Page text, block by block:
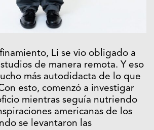
Li se vio obligado a
de manera remota. Y eso
más autodidacta de lo que
esto, comenzó a investigar
mientras seguía nutriendo
americanas de los
se levantaron las